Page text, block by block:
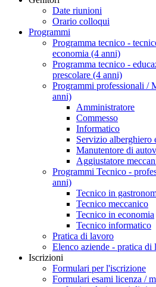
Date riunioni
Orario colloqui
Programmi
Programma tecnico -
economia (4 anni)
Programma tecnico -
prescolare (4 anni)
Programmi professionali /
anni)
Amministratore
Commesso
Informatico
Servizio alberghiero
Manutentore di
Aggiustatore
Programmi Tecnico -
anni)
Tecnico in
Tecnico meccanico
Tecnico in economia
Tecnico informatico
Pratica di lavoro
Elenco aziende - pratica di
Iscrizioni
Formulari per l'iscrizione
Formulari esami licenza /